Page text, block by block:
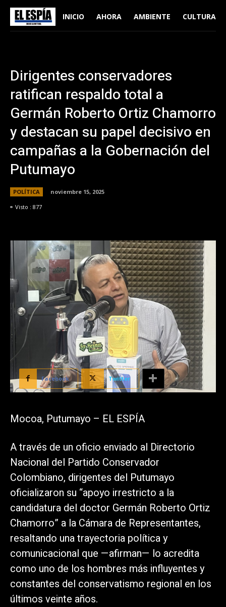
INICIO AHORA AMBIENTE CULTURA
Dirigentes conservadores
ratifican respaldo total a
Germán Roberto Ortiz Chamorro
y destacan su papel decisivo en
campañas a la Gobernación del
Putumayo
POLÍTICA
noviembre 15, 2025
Visto : 877
Facebook Twitter
Mocoa, Putumayo – EL ESPÍA
A través de un oficio enviado al Directorio
Nacional del Partido Conservador
Colombiano, dirigentes del Putumayo
oficializaron su “apoyo irrestricto a la
candidatura del doctor Germán Roberto Ortiz
Chamorro” a la Cámara de Representantes,
resaltando una trayectoria política y
comunicacional que —afirman— lo acredita
como uno de los hombres más influyentes y
constantes del conservatismo regional en los
últimos veinte años.